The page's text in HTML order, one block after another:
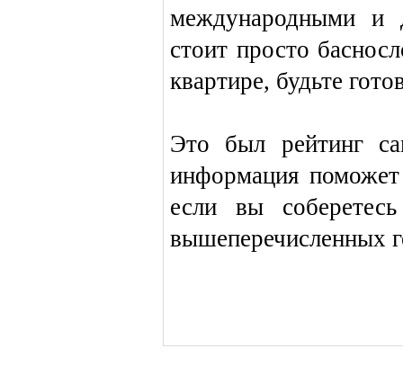
международными и
стоит просто
квартире, будьте
Это был рейтинг
информация
если вы
вышеперечисленных